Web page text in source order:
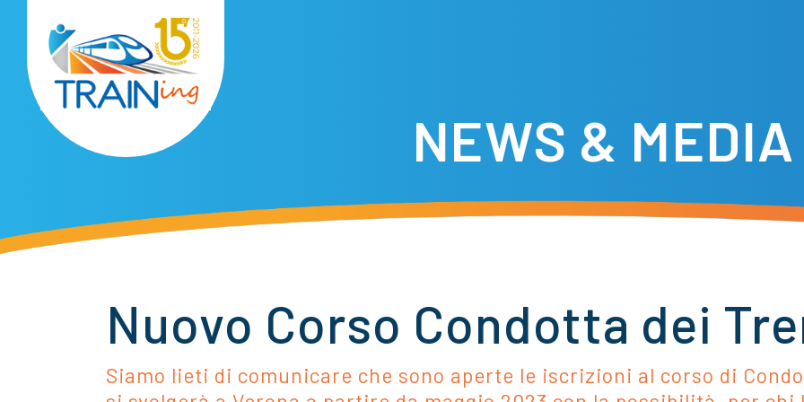
NEWS & MEDIA
Nuovo Corso Condotta dei
Siamo lieti di comunicare che sono aperte le iscrizioni al corso di